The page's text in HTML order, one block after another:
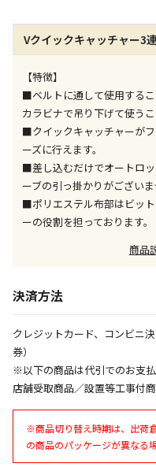
特定の店舗のみ
お届けができませ
委託業者により
※ほか商品との
が、ご購入手続
※支払い方法の代
※電話注文はで
宅配のみでお届
ません）
同時購入が可能
ただし、メーカ
ため、通常より
また、日曜・祝
お見積商品です
Vクイックキャッチャー3
【特徴】
■ベルトに通して使用する
カラビナで吊り下げて使うこ
■クイックキャッチャーが
ーズに行えます。
■差し込むだけでオートロ
ーブの引っ掛かりがございま
■ポリエステル布部はビッ
ーの役割を担っております。
商品
決済方法
クレジットカード、コンビニ
券）
※以下の商品は代引でのお支
店舗受取商品／設置等工事付
※商品切り替え時期は、出荷
の商品のパッケージが異なる